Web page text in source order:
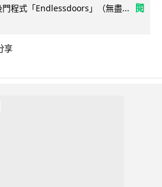
程式「Endlessdoors」（無盡...
閱
享